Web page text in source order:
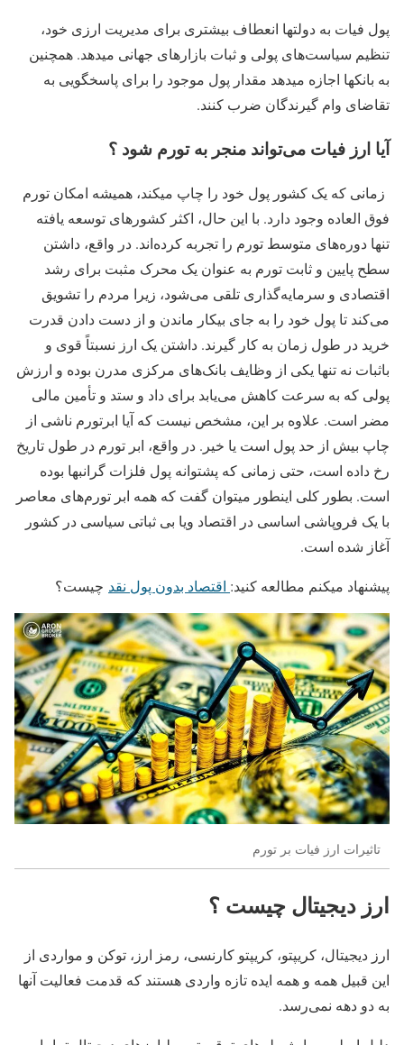
پول فیات به دولتها انعطاف بیشتری برای مدیریت ارزی خود،
تنظیم سیاست‌های پولی و ثبات بازارهای جهانی میدهد. همچنین
به بانکها اجازه میدهد مقدار پول موجود را برای پاسخگویی به
تقاضای وام گیرندگان ضرب کنند.
آیا ارز فیات می‌تواند منجر به تورم شود ؟
زمانی که یک کشور پول خود را چاپ میکند، همیشه امکان تورم
فوق العاده وجود دارد. با این حال، اکثر کشورهای توسعه یافته
تنها دوره‌های متوسط تورم را تجربه کرده‌اند. در واقع، داشتن
سطح پایین و ثابت تورم به عنوان یک محرک مثبت برای رشد
اقتصادی و سرمایه‌گذاری تلقی می‌شود، زیرا مردم را تشویق
می‌کند تا پول خود را به جای بیکار ماندن و از دست دادن قدرت
خرید در طول زمان به کار گیرند. داشتن یک ارز نسبتاً قوی و
باثبات نه تنها یکی از وظایف بانک‌های مرکزی مدرن بوده و ارزش
پولی که به سرعت کاهش می‌یابد برای داد و ستد و تأمین مالی
مضر است. علاوه بر این، مشخص نیست که آیا ابرتورم ناشی از
چاپ بیش از حد پول است یا خیر. در واقع، ابر تورم در طول تاریخ
رخ داده است، حتی زمانی که پشتوانه پول فلزات گرانبها بوده
است. بطور کلی اینطور میتوان گفت که همه ابر تورم‌های معاصر
با یک فروپاشی اساسی در اقتصاد ویا بی ثباتی سیاسی در کشور
آغاز شده است.
پیشنهاد میکنم مطالعه کنید: اقتصاد بدون پول نقد چیست؟
تاثیرات ارز فیات بر تورم
ارز دیجیتال چیست ؟
ارز دیجیتال، کریپتو، کریپتو کارنسی، رمز ارز، توکن و مواردی از
این قبیل همه و همه ایده تازه واردی هستند که قدمت فعالیت آنها
به دو دهه نمی‌رسد.